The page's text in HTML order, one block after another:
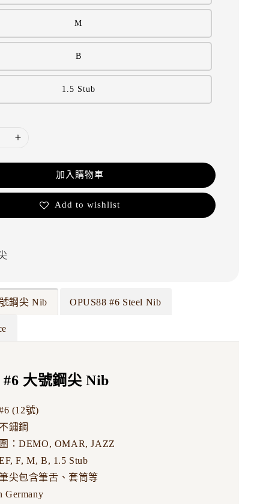
M
B
1.5 Stub
加入購物車
Add to wishlist
鋼尖 Nib OPUS88 #6 Steel Nib
#6 大號鋼尖 Nib
(12號)
鏽鋼
：DEMO, OMAR, JAZZ
F, M, B, 1.5 Stub
尖包含筆舌、套筒等
Germany